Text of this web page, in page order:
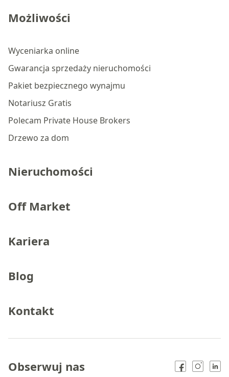
Możliwości
Wyceniarka online
Gwarancja sprzedaży nieruchomości
Pakiet bezpiecznego wynajmu
Notariusz Gratis
Polecam Private House Brokers
Drzewo za dom
Nieruchomości
Off Market
Kariera
Blog
Kontakt
Obserwuj nas